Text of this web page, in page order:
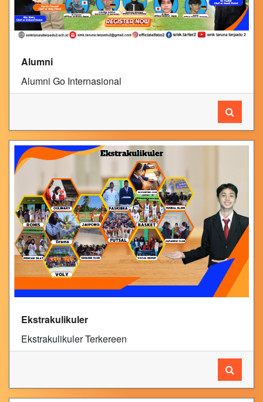
Alumni
Alumni Go Internasional
Ekstrakulikuler
Ekstrakulikuler Terkereen